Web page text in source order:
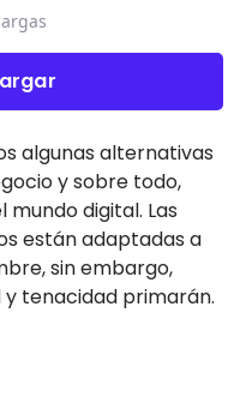
algunas alternativas
y sobre todo,
digital. Las
están adaptadas a
sin embargo,
tenacidad primarán.